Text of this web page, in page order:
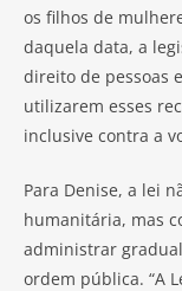
os filhos de
daquela data, a
direito de pessoas
utilizarem esses
inclusive contra a
Para Denise, a lei
humanitária, mas
administrar
ordem pública. “A